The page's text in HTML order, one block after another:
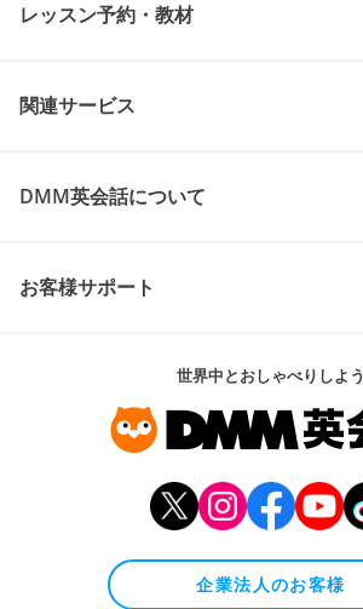
レッスン予約・教材
関連サービス
DMM英会話について
お客様サポート
世界中とおしゃべりしよう
企業法人のお客様